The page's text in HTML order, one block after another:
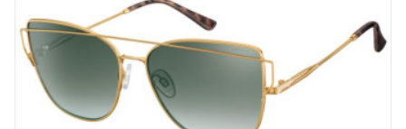
Spray désinfectant lunettes
Désinfection UV/UVC (LED,
rayonnement)